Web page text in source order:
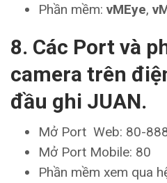
Phần mềm: vMEye,
8. Các Port và
camera trên
đầu ghi JUAN.
Mở Port Web: 80-
Mở Port Mobile: 80
Phần mềm xem qua